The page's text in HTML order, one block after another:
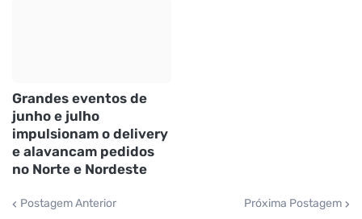
Grandes eventos de
junho e julho
impulsionam o delivery
e alavancam pedidos
no Norte e Nordeste
Postagem Anterior Próxima Postagem